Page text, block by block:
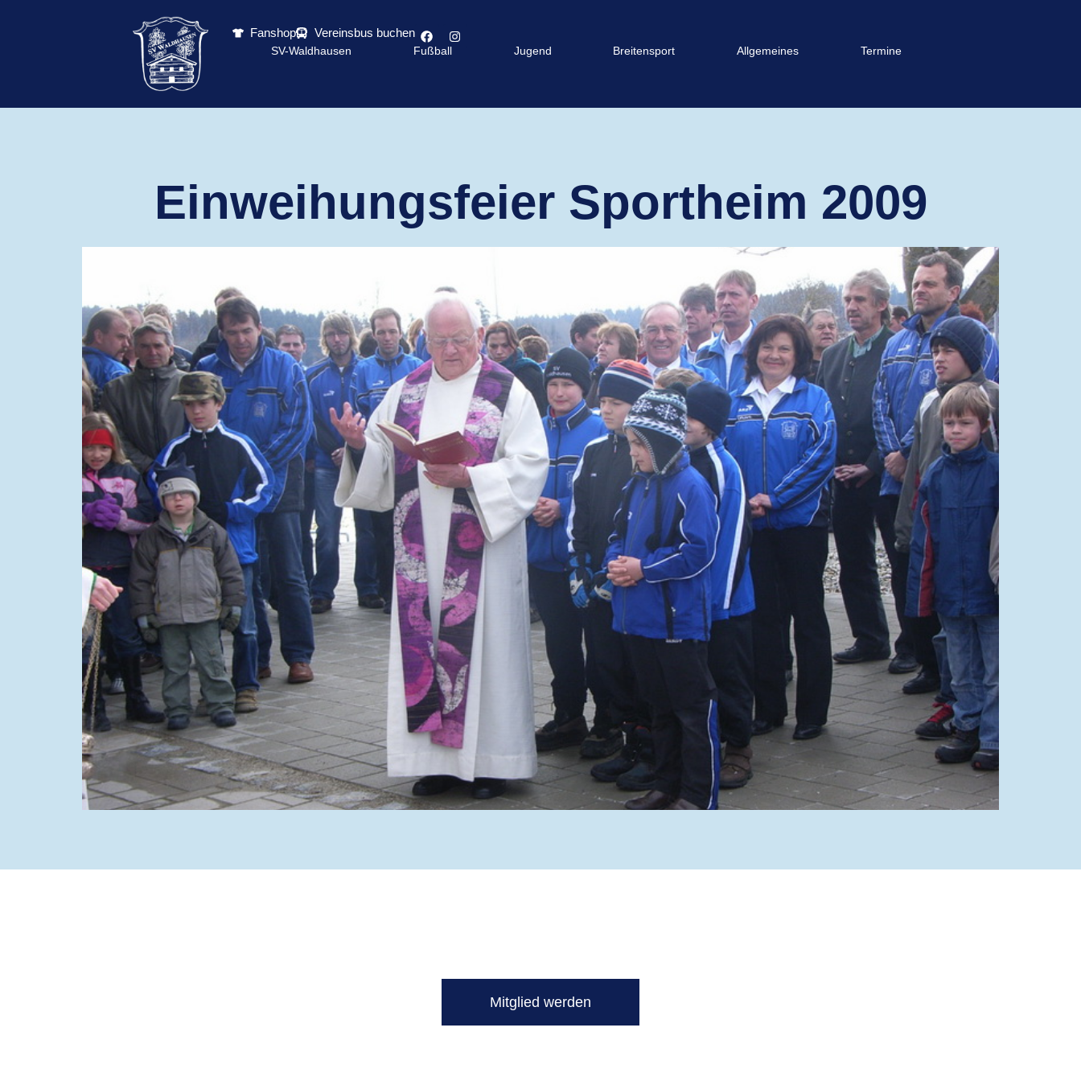
Fanshop Vereinsbus buchen
SV-Waldhausen Fußball Jugend Breitensport Allgemeines Termine
Einweihungsfeier Sportheim 2009
Mitglied werden